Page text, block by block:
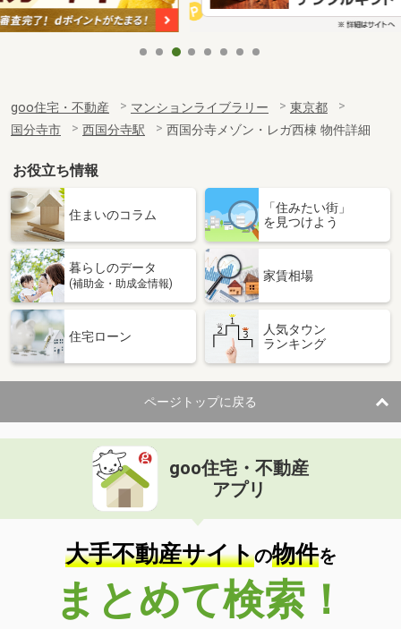
goo住宅・不動産 マンションライブラリー
東京都
国分寺市
西国分寺駅 西国分寺メゾン・レガ西棟 物件詳細
お役立ち情報
住まいのコラム
「住みたい街」
を見つけよう
暮らしのデータ
(補助金・助成金情報)
家賃相場
住宅ローン
人気タウン
ランキング
ページトップに戻る
goo住宅・不動産
アプリ
大手不動産サイトの物件を
まとめて検索！